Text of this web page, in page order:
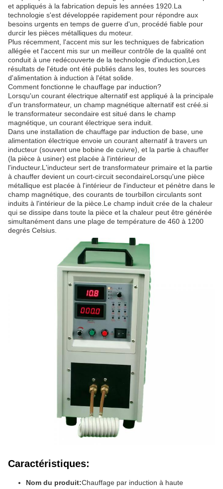
et appliqués à la fabrication depuis les années 1920.La
technologie s'est développée rapidement pour répondre aux
besoins urgents en temps de guerre d'un, procédé fiable pour
durcir les pièces métalliques du moteur.
Plus récemment, l'accent mis sur les techniques de fabrication
allégée et l'accent mis sur un meilleur contrôle de la qualité ont
conduit à une redécouverte de la technologie d'induction,Les
résultats de l'étude ont été publiés dans les, toutes les sources
d'alimentation à induction à l'état solide.
Comment fonctionne le chauffage par induction?
Lorsqu'un courant électrique alternatif est appliqué à la principale
d'un transformateur, un champ magnétique alternatif est créé.si
le transformateur secondaire est situé dans le champ
magnétique, un courant électrique sera induit.
Dans une installation de chauffage par induction de base, une
alimentation électrique envoie un courant alternatif à travers un
inducteur (souvent une bobine de cuivre), et la partie à chauffer
(la pièce à usiner) est placée à l'intérieur de
l'inducteur.L'inducteur sert de transformateur primaire et la partie
à chauffer devient un court-circuit secondaireLorsqu'une pièce
métallique est placée à l'intérieur de l'inducteur et pénètre dans le
champ magnétique, des courants de tourbillon circulants sont
induits à l'intérieur de la pièce.Le champ induit crée de la chaleur
qui se dissipe dans toute la pièce et la chaleur peut être générée
simultanément dans une plage de température de 460 à 1200
degrés Celsius.
Caractéristiques:
Nom du produit:Chauffage par induction à haute